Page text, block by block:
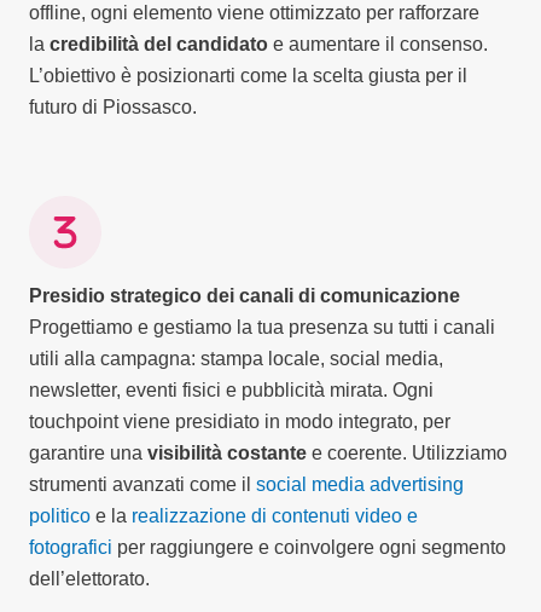
offline, ogni elemento viene ottimizzato per rafforzare
la credibilità del candidato e aumentare il consenso.
L’obiettivo è posizionarti come la scelta giusta per il
futuro di Piossasco.
Presidio strategico dei canali di comunicazione
Progettiamo e gestiamo la tua presenza su tutti i canali
utili alla campagna: stampa locale, social media,
newsletter, eventi fisici e pubblicità mirata. Ogni
touchpoint viene presidiato in modo integrato, per
garantire una visibilità costante e coerente. Utilizziamo
strumenti avanzati come il social media advertising
politico e la realizzazione di contenuti video e
fotografici per raggiungere e coinvolgere ogni segmento
dell’elettorato.